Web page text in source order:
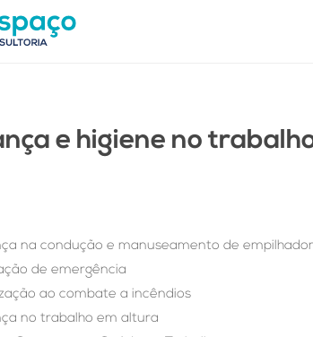
e higiene no
na condução e manuseamento de
de emergência
ao combate a incêndios
no trabalho em altura